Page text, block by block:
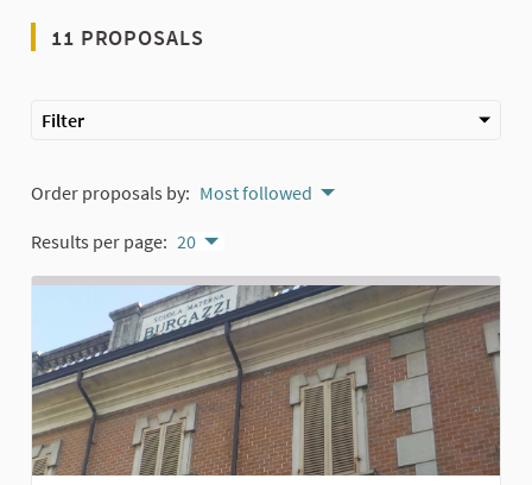
11 PROPOSALS
Filter
Order proposals by: Most followed
Results per page: 20